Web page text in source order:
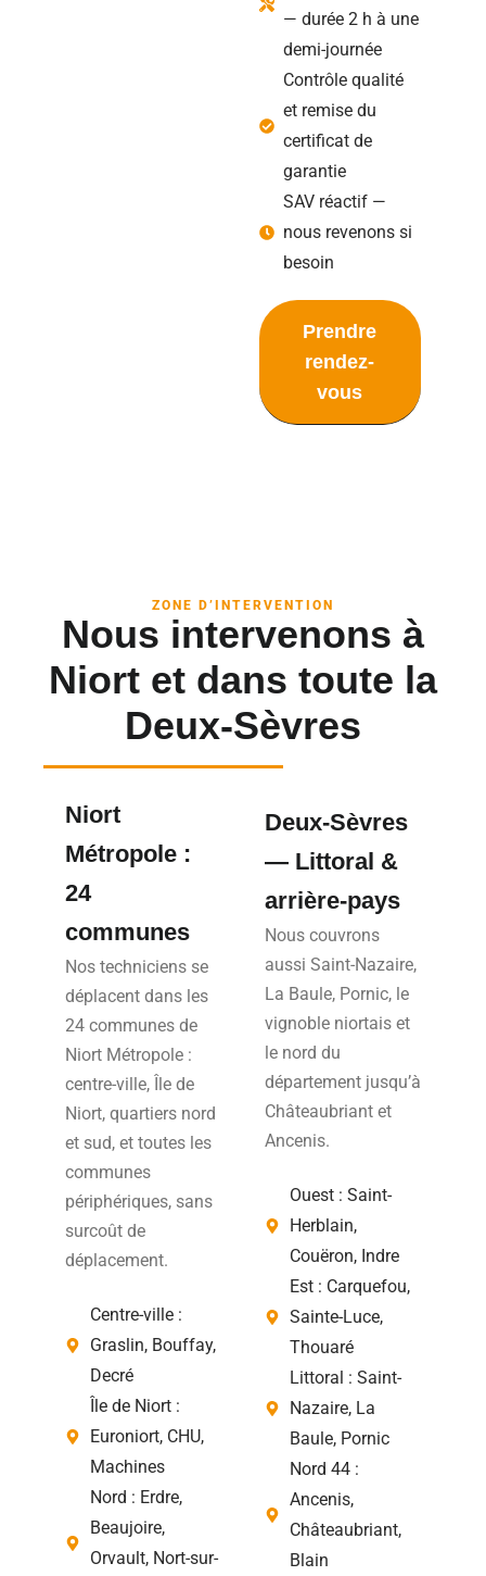
— durée 2 h à une
demi-journée
Contrôle qualité
et remise du
certificat de
garantie
SAV réactif —
nous revenons si
besoin
Prendre
rendez-
vous
ZONE D’INTERVENTION
Nous intervenons à
Niort et dans toute la
Deux-Sèvres
Niort
Métropole :
24
communes
Nos techniciens se
déplacent dans les
24 communes de
Niort Métropole :
centre-ville, Île de
Niort, quartiers nord
et sud, et toutes les
communes
périphériques, sans
surcoût de
déplacement.
Centre-ville :
Graslin, Bouffay,
Decré
Île de Niort :
Euroniort, CHU,
Machines
Nord : Erdre,
Beaujoire,
Orvault, Nort-sur-
Deux-Sèvres
— Littoral &
arrière-pays
Nous couvrons
aussi Saint-Nazaire,
La Baule, Pornic, le
vignoble niortais et
le nord du
département jusqu’à
Châteaubriant et
Ancenis.
Ouest : Saint-
Herblain,
Couëron, Indre
Est : Carquefou,
Sainte-Luce,
Thouaré
Littoral : Saint-
Nazaire, La
Baule, Pornic
Nord 44 :
Ancenis,
Châteaubriant,
Blain